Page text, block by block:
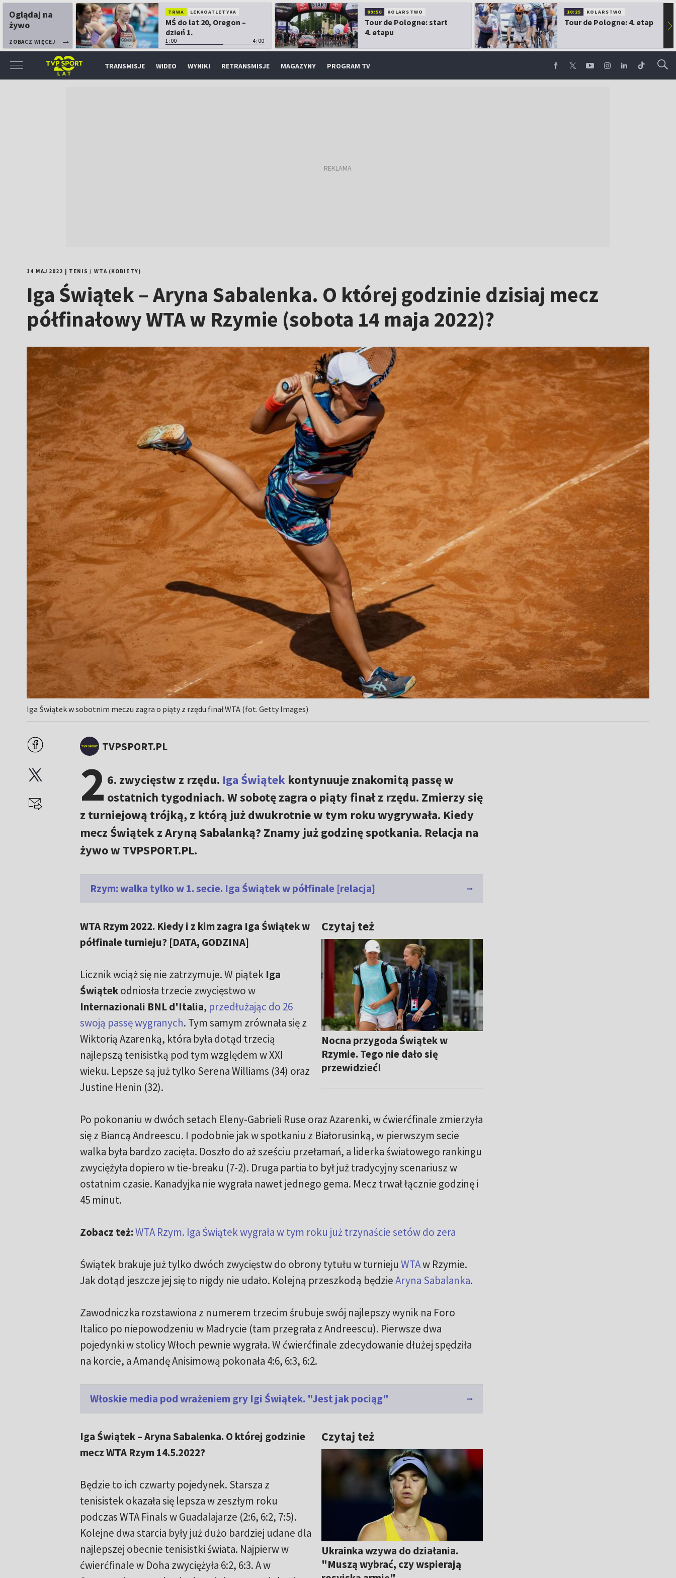
Oglądaj na
żywo
ZOBACZ WIĘCEJ
TRWA LEKKOATLETYKA
MŚ do lat 20, Oregon –
dzień 1.
1:00 4:00
09:50 KOLARSTWO
Tour de Pologne: start
4. etapu
10:25 KOLARSTWO
Tour de Pologne: 4. etap ▶
TRANSMISJE WIDEO WYNIKI RETRANSMISJE MAGAZYNY PROGRAM TV
14 MAJ 2022 TENIS / WTA (KOBIETY)
Iga Świątek – Aryna Sabalenka. O której godzinie dzisiaj mecz
półfinałowy WTA w Rzymie (sobota 14 maja 2022)?
Iga Świątek w sobotnim meczu zagra o piąty z rzędu finał WTA (fot. Getty Images)
TVPSPORT.PL
2 6. zwycięstw z rzędu. Iga Świątekkontynuuje znakomitą passę w
ostatnich tygodniach. W sobotę zagra o piąty finał z rzędu. Zmierzy się
z turniejową trójką, z którą już dwukrotnie w tym roku wygrywała. Kiedy
mecz Świątek z Aryną Sabalanką? Znamy już godzinę spotkania. Relacja na
żywo w TVPSPORT.PL.
Rzym: walka tylko w 1. secie. Iga Świątek w półfinale [relacja]
Czytaj też
Nocna przygoda Świątek w
Rzymie. Tego nie dało się
przewidzieć!
WTA Rzym 2022. Kiedy i z kim zagra Iga Świątek w
półfinale turnieju? [DATA, GODZINA]
Licznik wciąż się nie zatrzymuje. W piątek Iga
Świątekodniosła trzecie zwycięstwo w
Internazionali BNL d'Italia, przedłużając do 26
swoją passę wygranych. Tym samym zrównała się z
Wiktorią Azarenką, która była dotąd trzecią
najlepszą tenisistką pod tym względem w XXI
wieku. Lepsze są już tylko Serena Williams (34) oraz
Justine Henin (32).
Po pokonaniu w dwóch setach Eleny-Gabrieli Ruse oraz Azarenki, w ćwierćfinale zmierzyła
się z Biancą Andreescu. I podobnie jak w spotkaniu z Białorusinką, w pierwszym secie
walka była bardzo zacięta. Doszło do aż sześciu przełamań, a liderka światowego rankingu
zwyciężyła dopiero w tie-breaku (7-2). Druga partia to był już tradycyjny scenariusz w
ostatnim czasie. Kanadyjka nie wygrała nawet jednego gema. Mecz trwał łącznie godzinę i
45 minut.
Zobacz też:WTA Rzym. Iga Świątek wygrała w tym roku już trzynaście setów do zera
Świątek brakuje już tylko dwóch zwycięstw do obrony tytułu w turnieju WTAw Rzymie.
Jak dotąd jeszcze jej się to nigdy nie udało. Kolejną przeszkodą będzieAryna Sabalanka.
Zawodniczka rozstawiona z numerem trzecim śrubuje swój najlepszy wynik na Foro
Italico po niepowodzeniu w Madrycie (tam przegrała z Andreescu). Pierwsze dwa
pojedynki w stolicy Włoch pewnie wygrała. W ćwierćfinale zdecydowanie dłużej spędziła
na korcie, a Amandę Anisimową pokonała 4:6, 6:3, 6:2.
Włoskie media pod wrażeniem gry Igi Świątek. "Jest jak pociąg"
Czytaj też
Ukrainka wzywa do działania.
"Muszą wybrać, czy wspierają
Iga Świątek – Aryna Sabalenka. O której godzinie
mecz WTA Rzym 14.5.2022?
Będzie to ich czwarty pojedynek. Starsza z
tenisistek okazała się lepsza w zeszłym roku
podczas WTA Finals w Guadalajarze (2:6, 6:2, 7:5).
Kolejne dwa starcia były już dużo bardziej udane dla
najlepszej obecnie tenisistki świata. Najpierw w
ćwierćfinale w Doha zwyciężyła 6:2, 6:3. A w